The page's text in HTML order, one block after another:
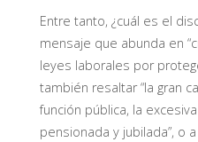
Entre tanto, ¿cuál es el
mensaje que abunda en
leyes laborales por
también resaltar “la gran
función pública, la
pensionada y jubilada”, o